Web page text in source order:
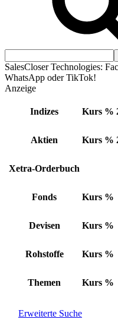
SalesCloser Technologies:
WhatsApp oder TikTok!
Anzeige
Indizes Kurs %
Aktien Kurs %
Xetra-Orderbuch
Fonds Kurs %
Devisen Kurs %
Rohstoffe Kurs %
Themen Kurs %
Erweiterte Suche